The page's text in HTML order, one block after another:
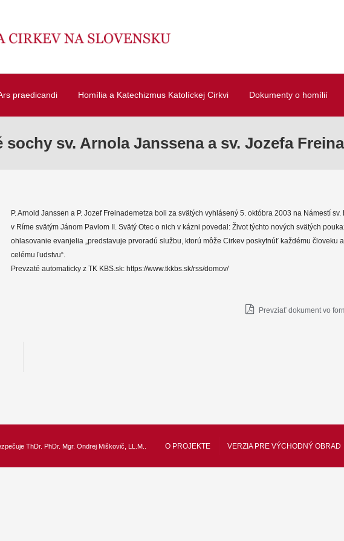
praedicandi Homília a Katechizmus Katolíckej Cirkvi Dokumenty o homílií
sochy sv. Arnola Janssena a sv. Jozefa
P. Arnold Janssen a P. Jozef Freinademetza boli za svätých vyhlásený 5. októbra 2003 na Námestí sv.
v Ríme svätým Jánom Pavlom II. Svätý Otec o nich v kázni povedal: Život týchto nových svätých
ohlasovanie evanjelia „predstavuje prvoradú službu, ktorú môže Cirkev poskytnúť každému človeku a
celému ľudstvu“.
Prevzaté automaticky z TK KBS.sk: https://www.tkkbs.sk/rss/domov/
Prevziať dokument vo
ThDr. PhDr. Mgr. Ondrej Miškovič, LL.M. O PROJEKTE VERZIA PRE VÝCHODNÝ OBRAD